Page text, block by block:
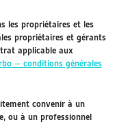
les propriétaires et les
propriétaires et gérants
applicable aux
– conditions générales
convenir à un
ou à un professionnel